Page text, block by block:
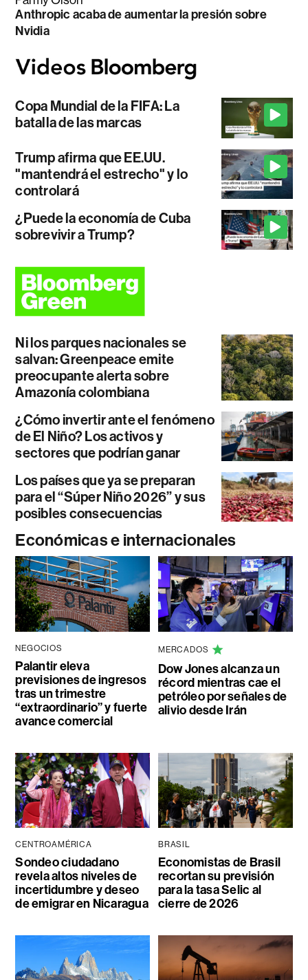
Anthropic acaba de aumentar la presión sobre
Nvidia
Copa Mundial de la FIFA: La
batalla de las marcas
Trump afirma que EE.UU.
"mantendrá el estrecho" y lo
controlará
¿Puede la economía de Cuba
sobrevivir a Trump?
Ni los parques nacionales se
salvan: Greenpeace emite
preocupante alerta sobre
Amazonía colombiana
¿Cómo invertir ante el fenómeno
de El Niño? Los activos y
sectores que podrían ganar
Los países que ya se preparan
para el “Súper Niño 2026” y sus
posibles consecuencias
Económicas e internacionales
NEGOCIOS
Palantir eleva
previsiones de ingresos
tras un trimestre
“extraordinario” y fuerte
avance comercial
MERCADOS
Dow Jones alcanza un
récord mientras cae el
petróleo por señales de
alivio desde Irán
CENTROAMÉRICA
Sondeo ciudadano
revela altos niveles de
incertidumbre y deseo
de emigrar en Nicaragua
BRASIL
Economistas de Brasil
recortan su previsión
para la tasa Selic al
cierre de 2026